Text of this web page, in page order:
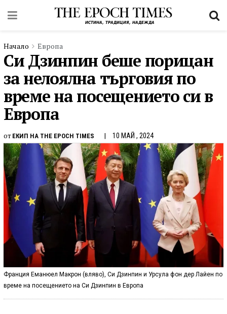
Начало Европа
Си Дзинпин беше порицан
за нелоялна търговия по
време на посещението си в
Европа
от ЕКИП НА THE EPOCH TIMES 10 МАЙ , 2024
Франция Еманюел Макрон (вляво), Си Дзинпин и Урсула фон дер Лайен по
време на посещението на Си Дзинпин в Европа